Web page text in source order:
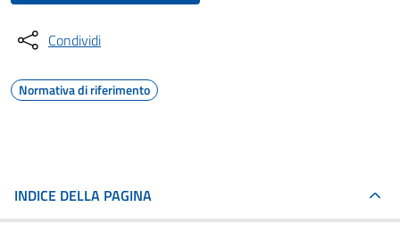
Condividi
Normativa di riferimento
INDICE DELLA PAGINA